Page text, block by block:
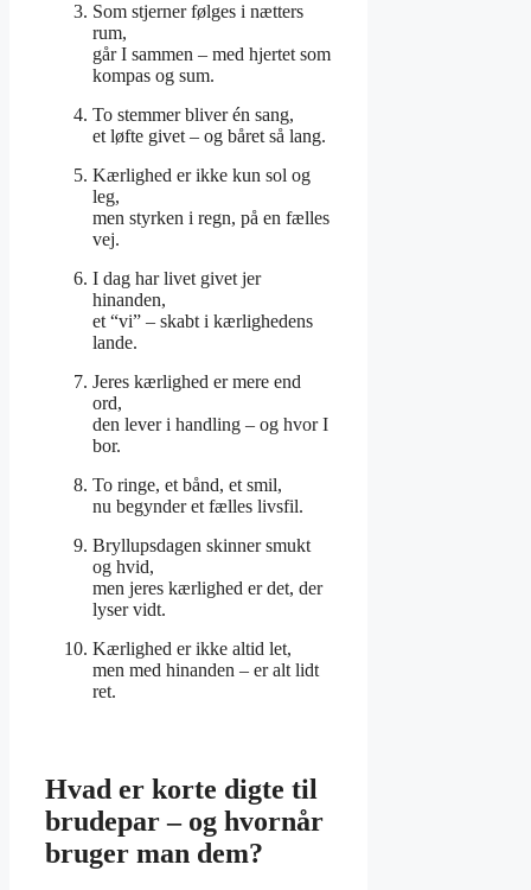
Som stjerner følges i nætters
rum,
går I sammen – med hjertet som
kompas og sum.
To stemmer bliver én sang,
et løfte givet – og båret så lang.
Kærlighed er ikke kun sol og
leg,
men styrken i regn, på en fælles
vej.
I dag har livet givet jer
hinanden,
et “vi” – skabt i kærlighedens
lande.
Jeres kærlighed er mere end
ord,
den lever i handling – og hvor I
bor.
To ringe, et bånd, et smil,
nu begynder et fælles livsfil.
Bryllupsdagen skinner smukt
og hvid,
men jeres kærlighed er det, der
lyser vidt.
Kærlighed er ikke altid let,
men med hinanden – er alt lidt
ret.
Hvad er korte digte til
brudepar – og hvornår
bruger man dem?